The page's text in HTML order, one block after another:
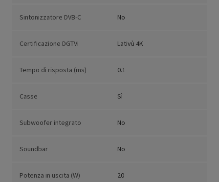
Sintonizzatore DVB-C No
Certificazione DGTVi Lativù 4K
Tempo di risposta (ms) 0.1
Casse Sì
Subwoofer integrato No
Soundbar No
Potenza in uscita (W) 20